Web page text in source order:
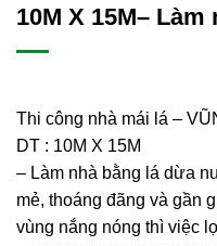
10M X 15M–
Thi công nhà mái lá –
DT : 10M X 15M
– Làm nhà bằng lá dừa
mẻ, thoáng đãng và gần
vùng nắng nóng thì việc